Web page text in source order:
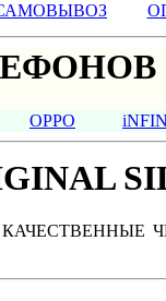
OPPO
КАЧЕСТВЕННЫЕ